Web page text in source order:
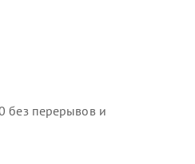
без перерывов и